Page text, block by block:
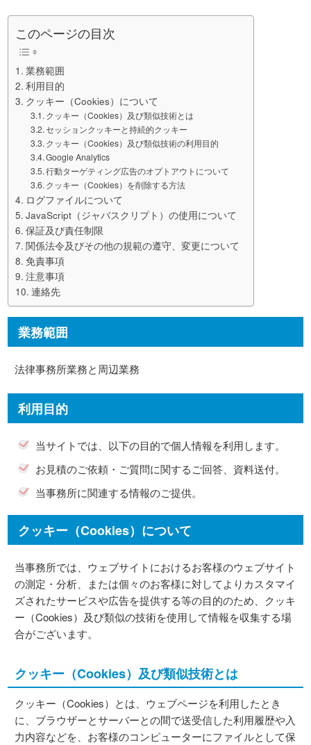
このページの目次
業務範囲
利用目的
クッキー（Cookies）について
クッキー（Cookies）及び類似技術とは
セッションクッキーと持続的クッキー
クッキー（Cookies）及び類似技術の利用目的
Google Analytics
行動ターゲティング広告のオプトアウトについて
クッキー（Cookies）を削除する方法
ログファイルについて
JavaScript（ジャバスクリプト）の使用について
保証及び責任制限
関係法令及びその他の規範の遵守、変更について
免責事項
注意事項
連絡先
業務範囲
法律事務所業務と周辺業務
利用目的
当サイトでは、以下の目的で個人情報を利用します。
お見積のご依頼・ご質問に関するご回答、資料送付。
当事務所に関連する情報のご提供。
クッキー（Cookies）について
当事務所では、ウェブサイトにおけるお客様のウェブサイト
の測定・分析、または個々のお客様に対してよりカスタマイ
ズされたサービスや広告を提供する等の目的のため、クッキ
ー（Cookies）及び類似の技術を使用して情報を収集する場
合がございます。
クッキー（Cookies）及び類似技術とは
クッキー（Cookies）とは、ウェブページを利用したとき
に、ブラウザーとサーバーとの間で送受信した利用履歴や入
力内容などを、お客様のコンピューターにファイルとして保